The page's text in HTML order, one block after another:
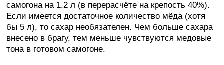
самогона на 1.2 л (в перерасчёте на крепость 40%).
Если имеется достаточное количество мёда (хотя
бы 5 л), то сахар необязателен. Чем больше сахара
внесено в брагу, тем меньше чувствуются медовые
тона в готовом самогоне.